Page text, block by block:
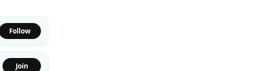
Follow
Join